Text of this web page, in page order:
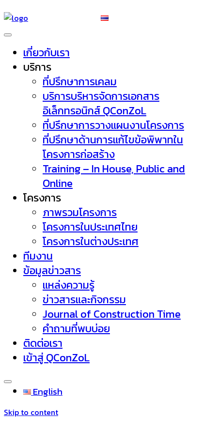
เกี่ยวกับเรา
บริการ
ที่ปรึกษาการเคลม
บริการบริหารจัดการเอกสาร
อิเล็กทรอนิกส์ QConZoL
ที่ปรึกษาการวางแผนงานโครงการ
ที่ปรึกษาด้านการแก้ไขข้อพิพาทใน
โครงการก่อสร้าง
Training – In House, Public and
Online
โครงการ
ภาพรวมโครงการ
โครงการในประเทศไทย
โครงการในต่างประเทศ
ทีมงาน
ข้อมูลข่าวสาร
แหล่งความรู้
ข่าวสารและกิจกรรม
Journal of Construction Time
คำถามที่พบบ่อย
ติดต่อเรา
เข้าสู่ QConZoL
English
Skip to content